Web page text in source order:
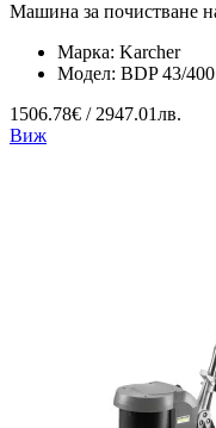
Машина за почистване
Марка: Karcher
Модел: BDP 43/
1506.78€ / 2947.01лв.
Виж